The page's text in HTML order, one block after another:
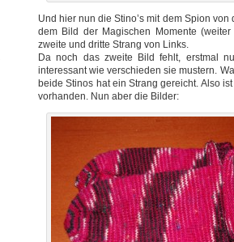
Und hier nun die Stino’s mit dem Spion
dem Bild der Magischen Momente
zweite und dritte Strang von Links.
Da noch das zweite Bild fehlt, erstmal
interessant wie verschieden sie mustern.
beide Stinos hat ein Strang gereicht. Also
vorhanden. Nun aber die Bilder: